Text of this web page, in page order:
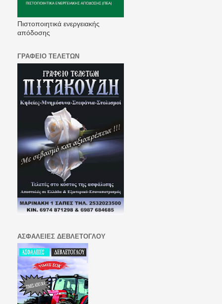
Πιστοποιητικά ενεργειακής
απόδοσης
ΓΡΑΦΕΙΟ ΤΕΛΕΤΩΝ
ΑΣΦΑΛΕΙΕΣ ΔΕΒΛΕΤΟΓΛΟΥ